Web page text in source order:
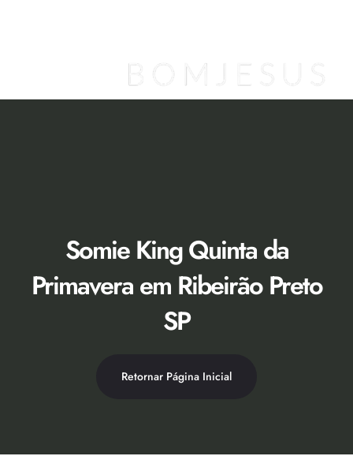
Somie King Quinta da
Primavera em Ribeirão Preto
SP
Retornar Página Inicial